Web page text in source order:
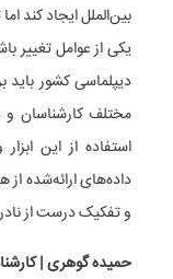
بین‌الملل ایجاد کند
یکی از عوامل تغییر
دیپلماسی کشور
مختلف کارشناسان و
استفاده از این
داده‌های ارائه‌شده
و تفکیک درست از
حمیده گوهری |